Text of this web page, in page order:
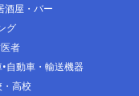
酒屋・バー
グ
者
自動車・輸送機器
高校